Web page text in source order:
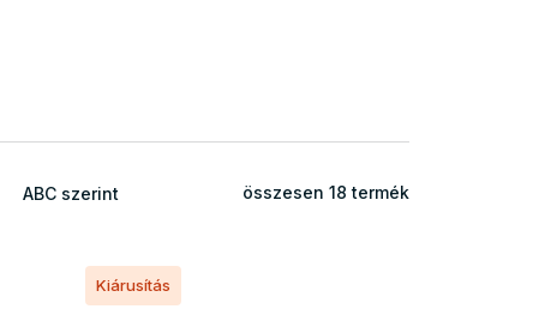
ABC szerint összesen 18 termék
Kiárusítás